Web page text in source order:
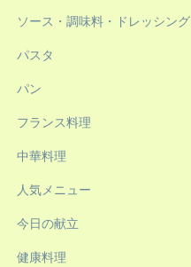
ソース・調味料・ドレッシング
パスタ
パン
フランス料理
中華料理
人気メニュー
今日の献立
健康料理